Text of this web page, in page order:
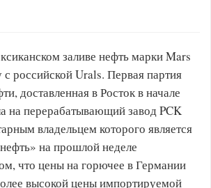
заливе нефть марки Mars
с российской Urals. Первая партия
доставленная в Росток в начале
на перерабатывающий завод PCK
владельцем которого является
на прошлой неделе
что цены на горючее в Германии
высокой цены импортируемой